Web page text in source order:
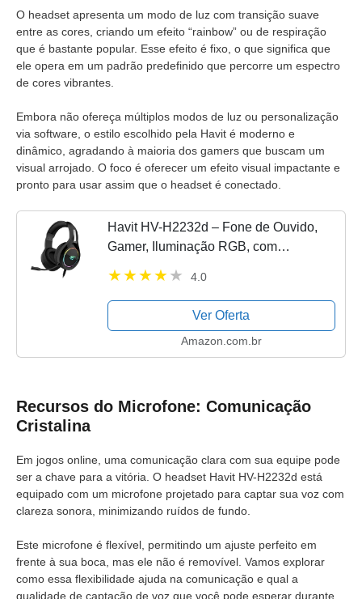
O headset apresenta um modo de luz com transição suave
entre as cores, criando um efeito “rainbow” ou de respiração
que é bastante popular. Esse efeito é fixo, o que significa que
ele opera em um padrão predefinido que percorre um espectro
de cores vibrantes.
Embora não ofereça múltiplos modos de luz ou personalização
via software, o estilo escolhido pela Havit é moderno e
dinâmico, agradando à maioria dos gamers que buscam um
visual arrojado. O foco é oferecer um efeito visual impactante e
pronto para usar assim que o headset é conectado.
Havit HV-H2232d – Fone de Ouvido,
Gamer, Iluminação RGB, com
3.5mm
4.0
Ver Oferta
Amazon.com.br
Recursos do Microfone: Comunicação
Cristalina
Em jogos online, uma comunicação clara com sua equipe pode
ser a chave para a vitória. O headset Havit HV-H2232d está
equipado com um microfone projetado para captar sua voz com
clareza sonora, minimizando ruídos de fundo.
Este microfone é flexível, permitindo um ajuste perfeito em
frente à sua boca, mas ele não é removível. Vamos explorar
como essa flexibilidade ajuda na comunicação e qual a
qualidade de captação de voz que você pode esperar durante